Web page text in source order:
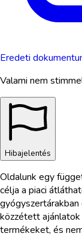
Eredeti
Valami nem
Hibajelentés
Oldalunk egy
célja a piaci
közzétett
termékeket, és